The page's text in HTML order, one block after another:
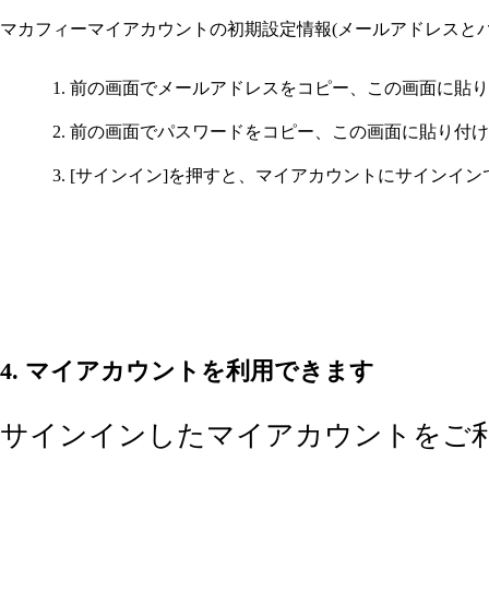
マカフィーマイアカウントの初期設定情報(メールアドレスと
前の画面でメールアドレスをコピー、この画面に貼
前の画面でパスワードをコピー、この画面に貼り付
[サインイン]を押すと、マイアカウントにサインイン
4. マイアカウントを利用できます
サインインしたマイアカウントをご